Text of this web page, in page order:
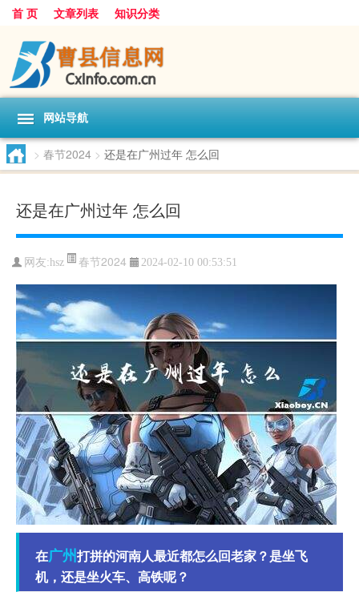
首 页 文章列表 知识分类
网站导航
> 春节2024 > 还是在广州过年 怎么回
还是在广州过年 怎么回
网友:hsz 春节2024 2024-02-10 00:53:51
在广州打拼的河南人最近都怎么回老家？是坐飞
机，还是坐火车、高铁呢？